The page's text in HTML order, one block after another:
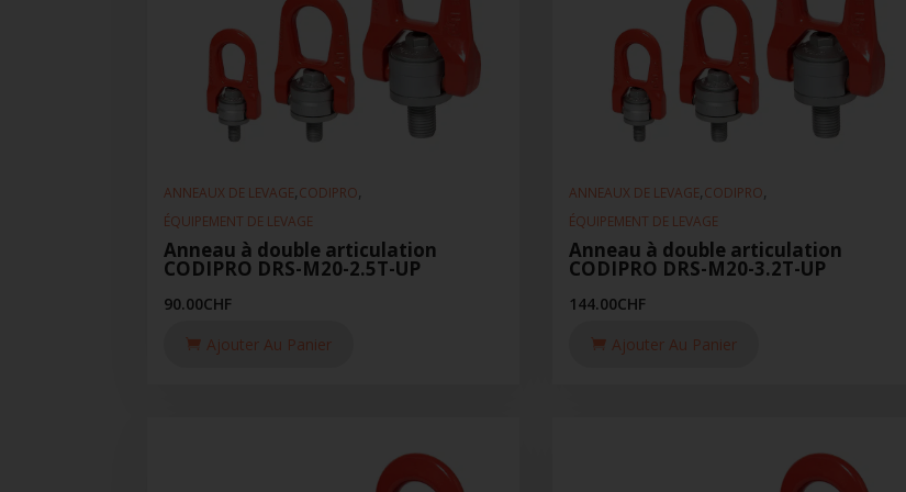
ANNEAUX DE LEVAGE,CODIPRO,
ÉQUIPEMENT DE LEVAGE
Anneau à double articulation
CODIPRO DRS-M20-2.5T-UP
90.00CHF
Ajouter Au Panier
ANNEAUX DE LEVAGE,CODIPRO,
ÉQUIPEMENT DE LEVAGE
Anneau à double articulation
CODIPRO DRS-M20-3.2T-UP
144.00CHF
Ajouter Au Panier